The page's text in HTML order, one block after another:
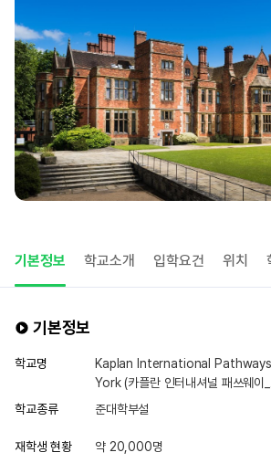
기본정보 학교소개 입학요건 위치
기본정보
학교명
Kaplan International
York (카플란 인터내셔널 패쓰웨이
학교종류
준대학부설
재학생 현황 약 20,000명